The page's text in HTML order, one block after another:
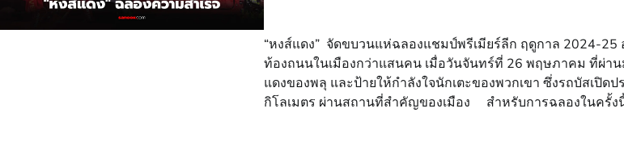
“หงส์แดง” จัดขบวนแห่ฉลองแชมป์พรีเมียร์ลีก ฤดูกาล 2024-
ท้องถนนในเมืองกว่าแสนคน เมื่อวันจันทร์ที่ 26 พฤษภาคม ที่ผ่า
แดงของพลุ และป้ายให้กำลังใจนักเตะของพวกเขา ซึ่งรถบัสเปิ
กิโลเมตร ผ่านสถานที่สำคัญของเมือง สำหรับการฉลองในครั้ง